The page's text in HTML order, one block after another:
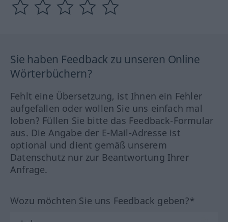
Sie haben Feedback zu unseren Online
Wörterbüchern?
Fehlt eine Übersetzung, ist Ihnen ein Fehler
aufgefallen oder wollen Sie uns einfach mal
loben? Füllen Sie bitte das Feedback-Formular
aus. Die Angabe der E-Mail-Adresse ist
optional und dient gemäß unserem
Datenschutz nur zur Beantwortung Ihrer
Anfrage.
Wozu möchten Sie uns Feedback geben?*